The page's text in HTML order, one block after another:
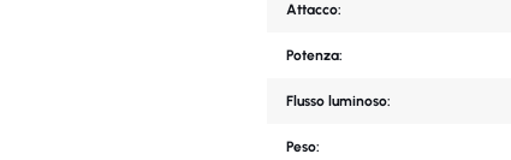
Attacco:
Potenza:
Flusso luminoso:
Peso: